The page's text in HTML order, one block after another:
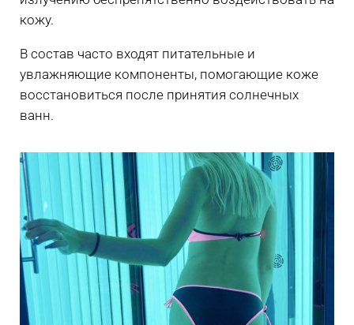
кожу.
В состав часто входят питательные и
увлажняющие компоненты, помогающие коже
восстановиться после принятия солнечных
ванн.